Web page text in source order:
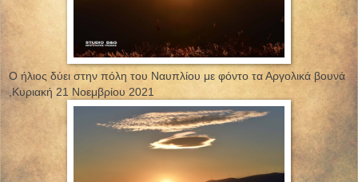
Ο ήλιος δύει στην πόλη του Ναυπλίου με φόντο τα Αργολικά βουνά
,Κυριακή 21 Νοεμβρίου 2021